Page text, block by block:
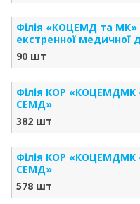
Філія «КОЦЕМД та МК»
екстренної медичної
90 шт
Філія КОР «КОЦЕМДМК
СЕМД»
382 шт
Філія КОР «КОЦЕМДМК
СЕМД»
578 шт